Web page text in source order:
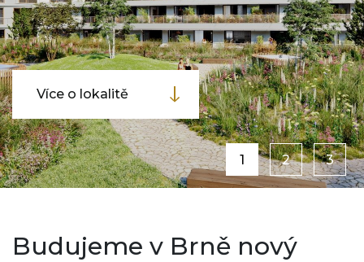
Nabídka bytů
1 2 3
Budujeme v Brně nový